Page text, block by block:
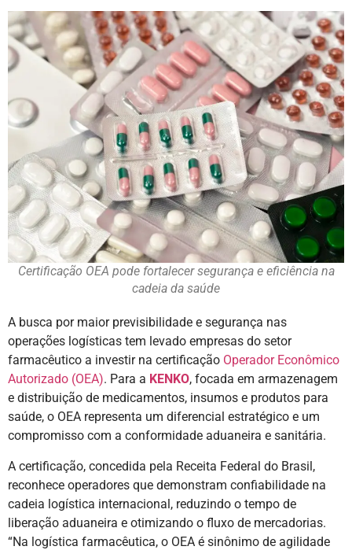
Certificação OEA pode fortalecer segurança e eficiência na
cadeia da saúde
A busca por maior previsibilidade e segurança nas
operações logísticas tem levado empresas do setor
farmacêutico a investir na certificação Operador Econômico
Autorizado (OEA). Para a KENKO, focada em armazenagem
e distribuição de medicamentos, insumos e produtos para
saúde, o OEA representa um diferencial estratégico e um
compromisso com a conformidade aduaneira e sanitária.
A certificação, concedida pela Receita Federal do Brasil,
reconhece operadores que demonstram confiabilidade na
cadeia logística internacional, reduzindo o tempo de
liberação aduaneira e otimizando o fluxo de mercadorias.
“Na logística farmacêutica, o OEA é sinônimo de agilidade